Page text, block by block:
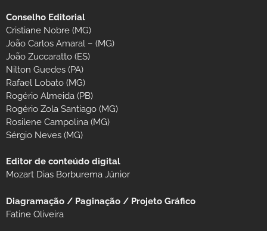
Conselho Editorial
Cristiane Nobre (MG)
João Carlos Amaral – (MG)
João Zuccaratto (ES)
Nilton Guedes (PA)
Rafael Lobato (MG)
Rogério Almeida (PB)
Rogério Zola Santiago (MG)
Rosilene Campolina (MG)
Sérgio Neves (MG)
Editor de conteúdo digital
Mozart Dias Borburema Júnior
Diagramação / Paginação / Projeto Gráfico
Fatine Oliveira